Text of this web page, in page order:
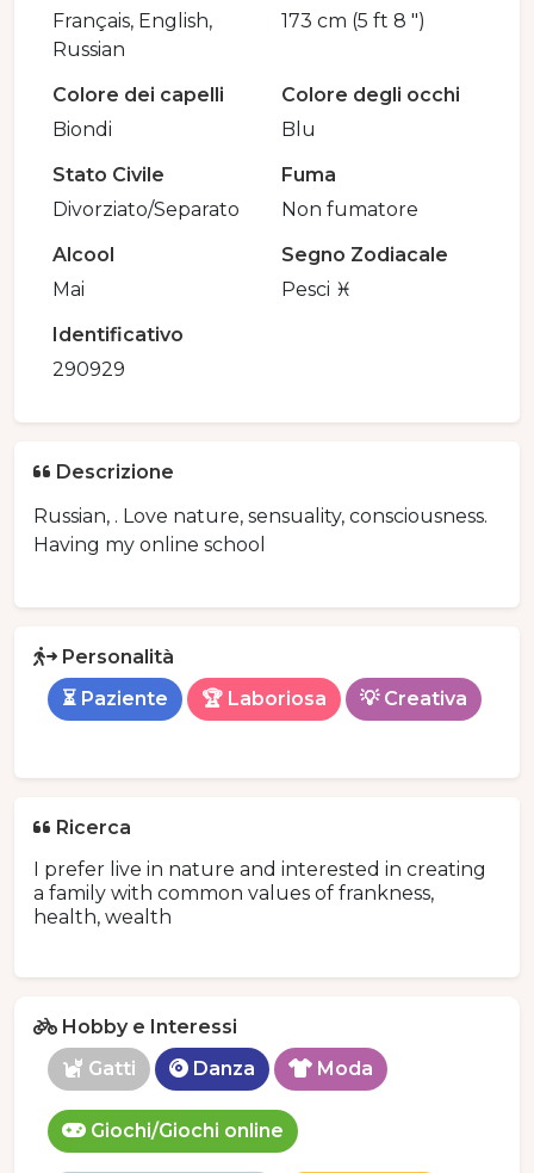
Français, English,
Russian
173 cm (5 ft 8 ")
Colore dei capelli
Biondi
Colore degli occhi
Blu
Stato Civile
Divorziato/Separato
Fuma
Non fumatore
Alcool
Mai
Segno Zodiacale
Pesci ♓️
Identificativo
290929
Descrizione
Russian, . Love nature, sensuality, consciousness.
Having my online school
Personalità
⏳ Paziente
🏆 Laboriosa 💡 Creativa
Ricerca
I prefer live in nature and interested in creating
a family with common values of frankness,
health, wealth
Hobby e Interessi
Gatti
Danza Moda
Giochi/Giochi online